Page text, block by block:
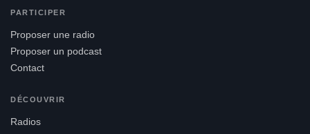
PARTICIPER
Proposer une radio
Proposer un podcast
Contact
DÉCOUVRIR
Radios